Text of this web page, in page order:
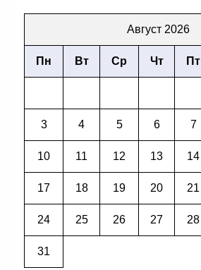
Август 2026
Пн Вт Ср Чт Пт
3 4 5 6 7
10 11 12 13 14
17 18 19 20 21
24 25 26 27 28
31